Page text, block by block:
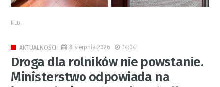
RED.
AKTUALNOŚCI 8 sierpnia 2026 14:04
Droga dla rolników nie powstanie.
Ministerstwo odpowiada na